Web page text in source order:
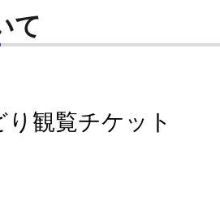
て
観覧チケット